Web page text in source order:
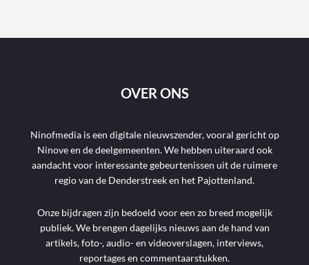
OVER ONS
Ninofmedia is een digitale nieuwszender, vooral gericht op
Ninove en de deelgemeenten. We hebben uiteraard ook
aandacht voor interessante gebeurtenissen uit de ruimere
regio van de Denderstreek en het Pajottenland.
Onze bijdragen zijn bedoeld voor een zo breed mogelijk
publiek. We brengen dagelijks nieuws aan de hand van
artikels, foto-, audio- en videoverslagen, interviews,
reportages en commentaarstukken.